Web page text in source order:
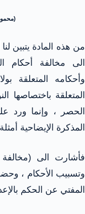
من هذه المادة يتبين
الى مخالفة أحكام
وأحكامه المتعلقة
المتعلقة باختصاصها
الحصر ، وإنما ورد
المذكرة الإيضاحية
فأشارت الى (مخالفة
وتسبيب الأحكام ،
المفتي عن الحكم